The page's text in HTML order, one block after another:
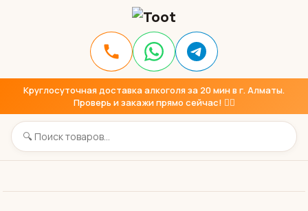
Круглосуточная доставка алкоголя за 20 мин в г. Алматы.
Проверь и закажи прямо сейчас! 👇🏼